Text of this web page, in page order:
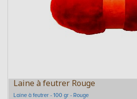
Laine à feutrer Rouge
Laine à feutrer - 100 gr - Rouge